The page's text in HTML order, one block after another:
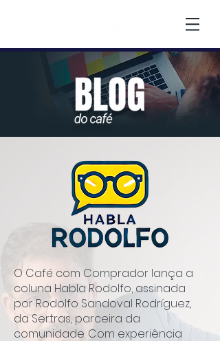
O Café com Comprador lança a
coluna Habla Rodolfo, assinada
por Rodolfo Sandoval Rodríguez,
da Sertras, parceira da
comunidade. Com experiência